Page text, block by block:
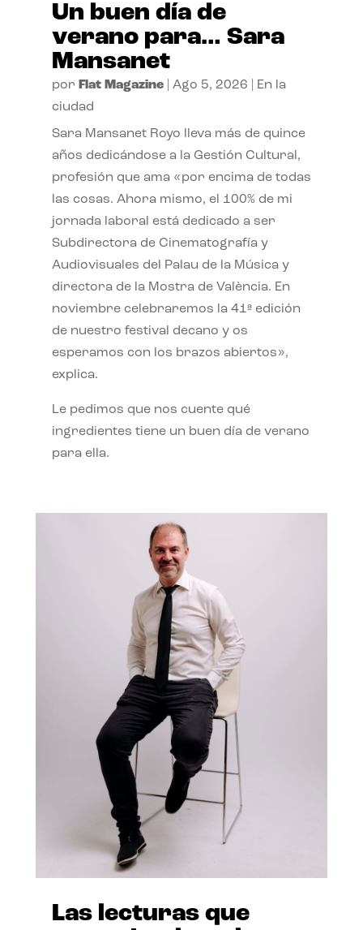
Un buen día de
verano para… Sara
Mansanet
por Flat Magazine| Ago 5, 2026
En la
ciudad
Sara Mansanet Royo lleva más de quince
años dedicándose a la Gestión Cultural,
profesión que ama «por encima de todas
las cosas. Ahora mismo, el 100% de mi
jornada laboral está dedicado a ser
Subdirectora de Cinematografía y
Audiovisuales del Palau de la Música y
directora de la Mostra de València. En
noviembre celebraremos la 41ª edición
de nuestro festival decano y os
esperamos con los brazos abiertos»,
explica.
Le pedimos que nos cuente qué
ingredientes tiene un buen día de verano
para ella.
Las lecturas que